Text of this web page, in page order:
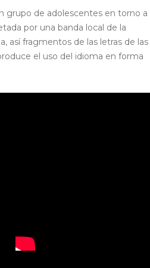
grupo de adolescentes en torno a
por una banda local de la
así fragmentos de las letras de las
el uso del idioma en forma